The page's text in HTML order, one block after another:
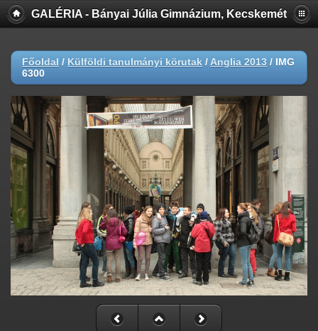
GALÉRIA - Bányai Júlia Gimnázium, Kecskemét
Főoldal / Külföldi tanulmányi körutak / Anglia 2013 / IMG
6300